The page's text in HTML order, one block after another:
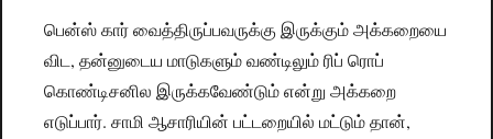
பென்ஸ் கார் வைத்திருப்பவருக்கு இருக்கும் அக்கறையை
விட, தன்னுடைய மாடுகளும் வண்டிலும் ரிப் ரொப்
கொண்டிசனில இருக்கவேண்டும் என்று அக்கறை
எடுப்பார். சாமி ஆசாரியின் பட்டறையில் மட்டும் தான்,